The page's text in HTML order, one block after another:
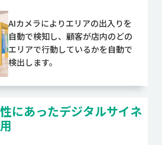
AIカメラによりエリアの出入りを
自動で検知し、顧客が店内のどの
エリアで行動しているかを自動で
検出します。
にあったデジタルサイネ